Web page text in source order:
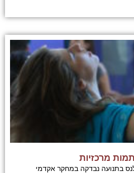
מרכזיות
בתנועה נבדקה במחקר אקדמי